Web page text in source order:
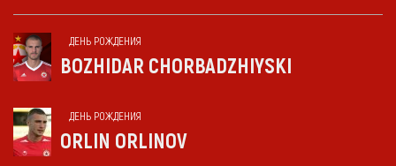
ДЕНЬ РОЖДЕНИЯ
BOZHIDAR CHORBADZHIYSKI
ДЕНЬ РОЖДЕНИЯ
ORLIN ORLINOV